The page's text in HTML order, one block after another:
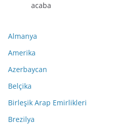
acaba
Almanya
Amerika
Azerbaycan
Belçika
Birleşik Arap Emirlikleri
Brezilya